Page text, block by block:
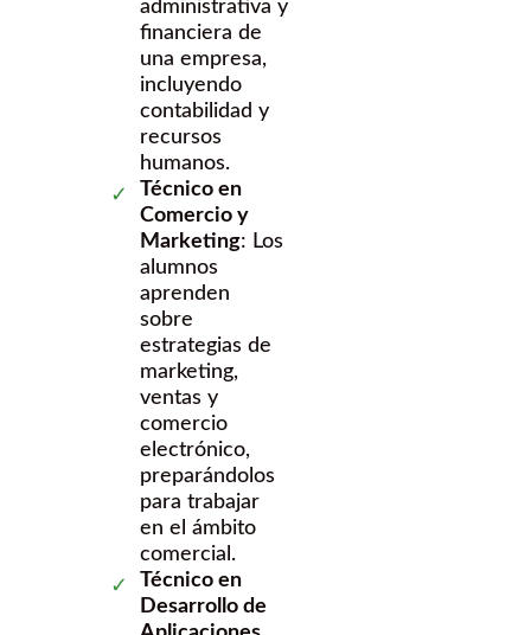
administrativa y
financiera de
una empresa,
incluyendo
contabilidad y
recursos
humanos.
Técnico en
Comercio y
Marketing: Los
alumnos
aprenden
sobre
estrategias de
marketing,
ventas y
comercio
electrónico,
preparándolos
para trabajar
en el ámbito
comercial.
Técnico en
Desarrollo de